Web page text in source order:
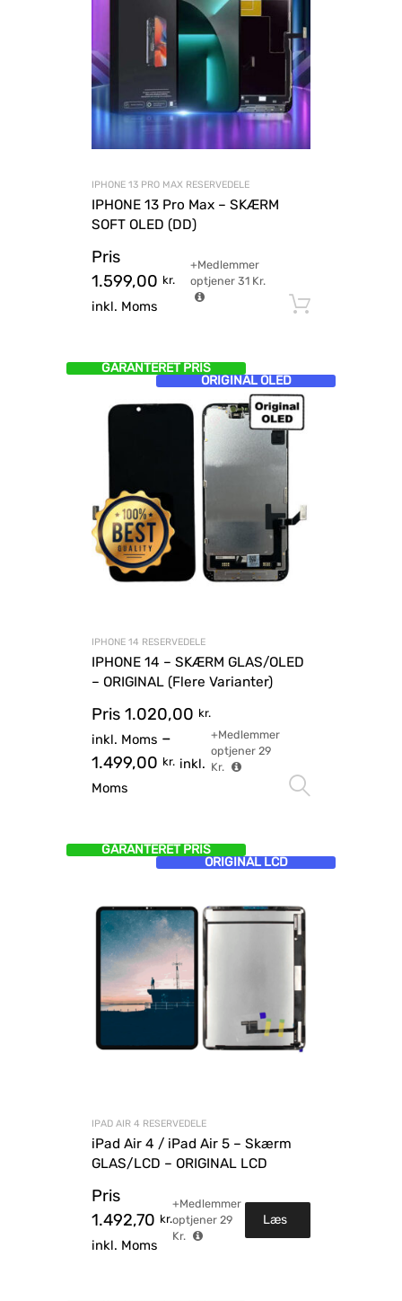
IPHONE 13 PRO MAX RESERVEDELE
IPHONE 13 Pro Max – SKÆRM
SOFT OLED (DD)
Pris
1.599,00 kr.
inkl. Moms
+Medlemmer
optjener31 Kr.
GARANTERET PRIS
ORIGINAL OLED
IPHONE 14 RESERVEDELE
IPHONE 14 – SKÆRM GLAS/OLED
– ORIGINAL (Flere Varianter)
Pris 1.020,00 kr.
inkl. Moms –
1.499,00 kr. inkl.
Moms
+Medlemmer
optjener 29
Kr.
GARANTERET PRIS
ORIGINAL LCD
IPAD AIR 4 RESERVEDELE
iPad Air 4 / iPad Air 5 – Skærm
GLAS/LCD – ORIGINAL LCD
Pris
1.492,70 kr.
inkl. Moms
+Medlemmer
optjener 29
Kr.
Læs